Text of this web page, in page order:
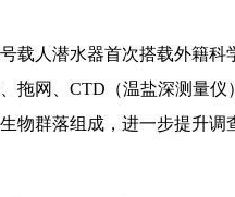
载人潜水器首次搭载外籍
网、CTD（温盐深测量仪
物群落组成，进一步提升调